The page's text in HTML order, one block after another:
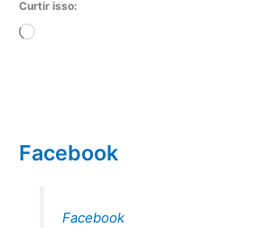
Curtir isso:
Carregando...
Facebook
Facebook